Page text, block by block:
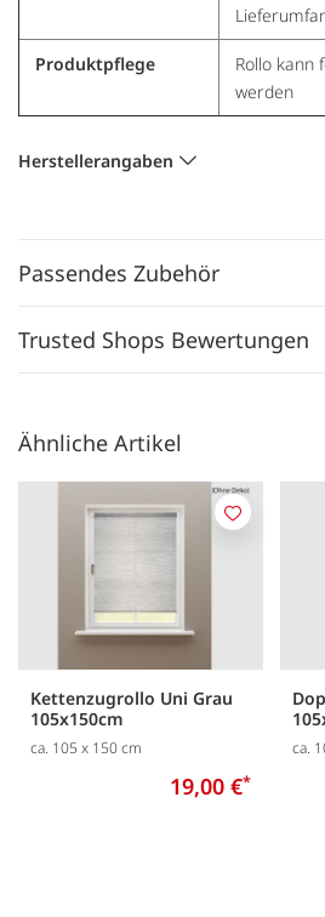
Produktpflege
Rollo kann
werden
Herstellerangaben
Passendes Zubehör
Trusted Shops Bewertungen
Ähnliche Artikel
Kettenzugrollo Uni Grau
105x150cm
ca. 105 x 150 cm
19,00 €*
Merken
ca.